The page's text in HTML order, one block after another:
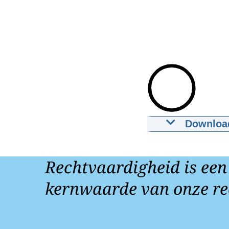
Download
Rechtvaardigheid is een
kernwaarde van onze